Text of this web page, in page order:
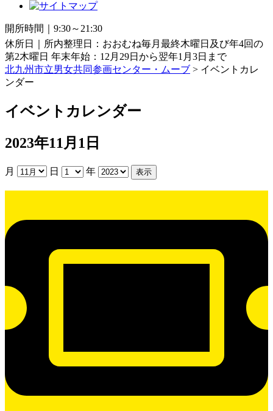
開所時間｜9:30～21:30
休所日｜所内整理日：おおむね毎月最終木曜日及び年4回の
第2木曜日 年末年始：12月29日から翌年1月3日まで
北九州市立男女共同参画センター・ムーブ > イベントカレ
ンダー
イベントカレンダー
2023年11月1日
月 日 年
抽
選